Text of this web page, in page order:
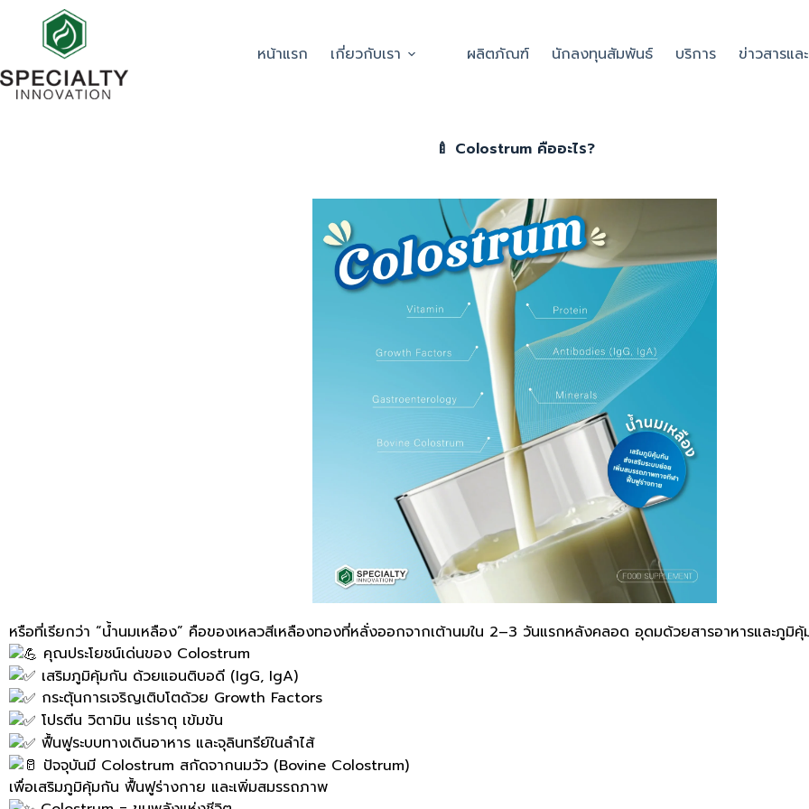
หน้าแรก เกี่ยวกับเรา ผลิตภัณฑ์ นักลงทุนสัมพันธ์ บริการ ข่าวสารแล
🍼 Colostrum คืออะไร?
หรือที่เรียกว่า “น้ำนมเหลือง” คือของเหลวสีเหลืองทองที่หลั่งออกจากเต้านมใน 2–3 วันแรกหลังคลอด อุดมด้วยสารอาหารและภูมิ
คุณประโยชน์เด่นของ Colostrum
เสริมภูมิคุ้มกัน ด้วยแอนติบอดี (IgG, IgA)
กระตุ้นการเจริญเติบโตด้วย Growth Factors
โปรตีน วิตามิน แร่ธาตุ เข้มข้น
ฟื้นฟูระบบทางเดินอาหาร และจุลินทรีย์ในลำไส้
ปัจจุบันมี Colostrum สกัดจากนมวัว (Bovine Colostrum)
เพื่อเสริมภูมิคุ้มกัน ฟื้นฟูร่างกาย และเพิ่มสมรรถภาพ